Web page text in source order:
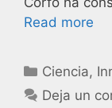
Read more
Ciencia,
Deja un